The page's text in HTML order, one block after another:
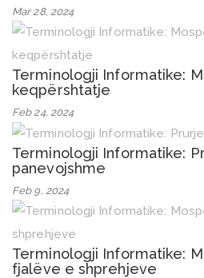
Mar 28, 2024
Terminologji Informatike:
keqpërshtatje
Feb 24, 2024
Terminologji Informatike:
panevojshme
Feb 9, 2024
Terminologji Informatike:
fjalëve e shprehjeve